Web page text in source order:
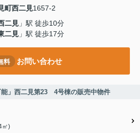
町西二見1657-2
二見 」駅 徒歩10分
二見 」駅 徒歩17分
料 お問い合わせ
能」西二見第23 4号棟の販売中物件
㎡)